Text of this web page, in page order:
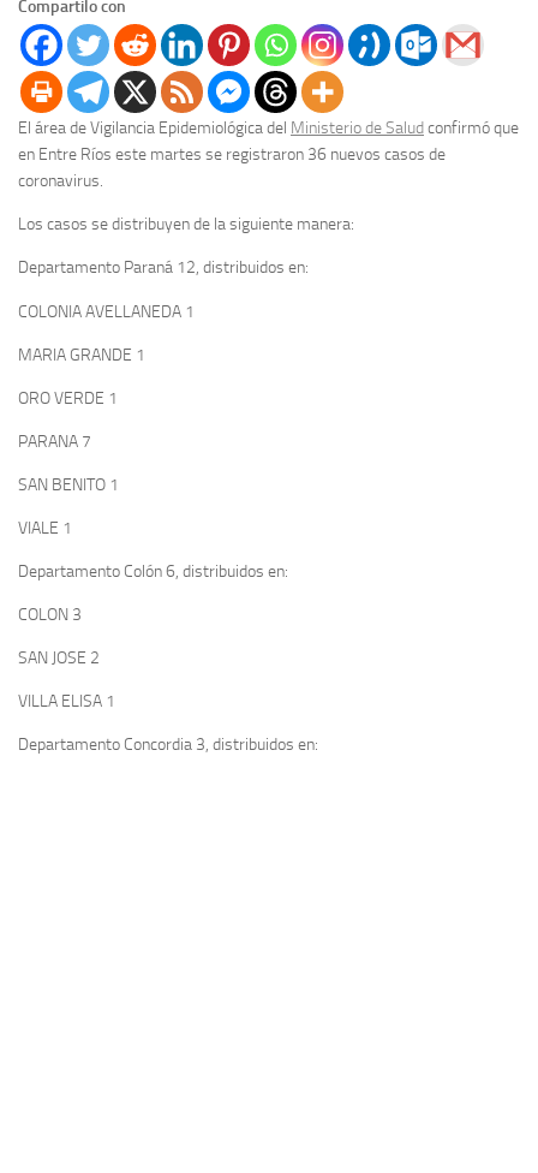
Compartilo con
El área de Vigilancia Epidemiológica del Ministerio de Saludconfirmó que
en Entre Ríos este martes se registraron 36 nuevos casos de
coronavirus.
Los casos se distribuyen de la siguiente manera:
Departamento Paraná 12, distribuidos en:
COLONIA AVELLANEDA 1
MARIA GRANDE 1
ORO VERDE 1
PARANA 7
SAN BENITO 1
VIALE 1
Departamento Colón 6, distribuidos en:
COLON 3
SAN JOSE 2
VILLA ELISA 1
Departamento Concordia 3, distribuidos en: